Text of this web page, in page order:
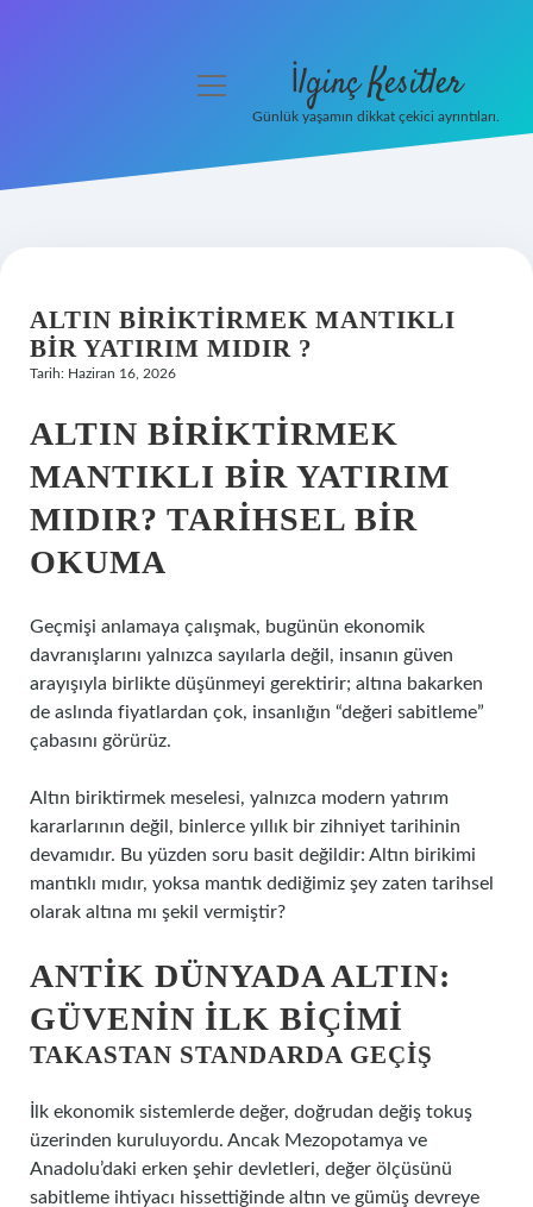
Hakkımızda
menüyü
İlginç Kesitler
Günlük yaşamın dikkat çekici ayrıntıları.
ALTIN BIRIKTIRMEK MANTIKLI
BIR YATIRIM MIDIR ?
Tarih: Haziran 16, 2026
ALTIN BIRIKTIRMEK
MANTIKLI BIR YATIRIM
MIDIR? TARIHSEL BIR
OKUMA
Geçmişi anlamaya çalışmak, bugünün ekonomik
davranışlarını yalnızca sayılarla değil, insanın güven
arayışıyla birlikte düşünmeyi gerektirir; altına bakarken
de aslında fiyatlardan çok, insanlığın “değeri sabitleme”
çabasını görürüz.
Altın biriktirmek meselesi, yalnızca modern yatırım
kararlarının değil, binlerce yıllık bir zihniyet tarihinin
devamıdır. Bu yüzden soru basit değildir: Altın birikimi
mantıklı mıdır, yoksa mantık dediğimiz şey zaten tarihsel
olarak altına mı şekil vermiştir?
ANTIK DÜNYADA ALTIN:
GÜVENIN İLK BIÇIMI
TAKASTAN STANDARDA GEÇIŞ
İlk ekonomik sistemlerde değer, doğrudan değiş tokuş
üzerinden kuruluyordu. Ancak Mezopotamya ve
Anadolu’daki erken şehir devletleri, değer ölçüsünü
sabitleme ihtiyacı hissettiğinde altın ve gümüş devreye